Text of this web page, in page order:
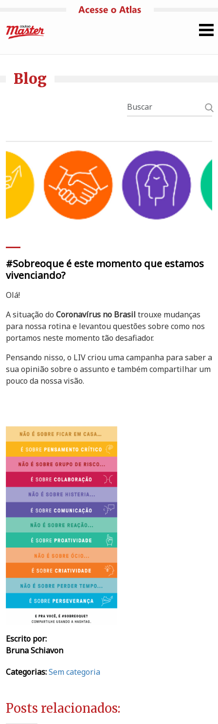
Pular para o conteúdo
Blog
#Sobreoque é este momento que estamos
vivenciando?
Olá!
A situação do Coronavírus no Brasil trouxe mudanças
para nossa rotina e levantou questões sobre como nos
portamos neste momento tão desafiador.
Pensando nisso, o LIV criou uma campanha para saber a
sua opinião sobre o assunto e também compartilhar um
pouco da nossa visão.
Escrito por:
Bruna Schiavon
Categorias:Sem categoria
Posts relacionados: